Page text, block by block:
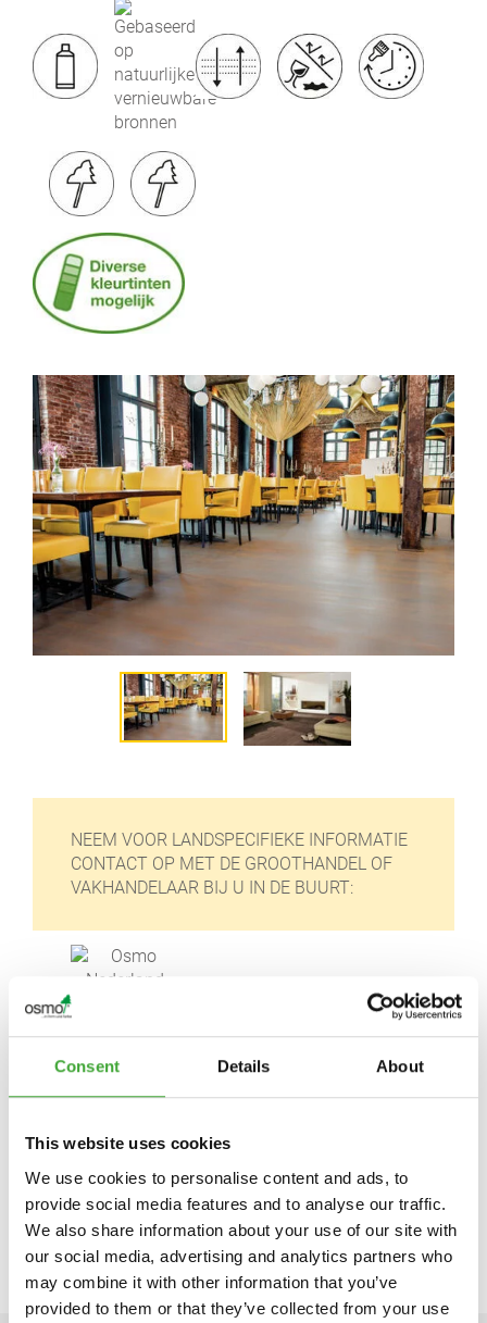
Consent Details About
This website uses cookies
We use cookies to personalise content and ads, to
provide social media features and to analyse our traffic.
We also share information about your use of our site with
our social media, advertising and analytics partners who
may combine it with other information that you’ve
provided to them or that they’ve collected from your use
NEEM VOOR LANDSPECIFIEKE INFORMATIE
CONTACT OP MET DE GROOTHANDEL OF
VAKHANDELAAR BIJ U IN DE BUURT:
Nederland
https://osmonederland.nl/
klantenservice@osmonederland.nl